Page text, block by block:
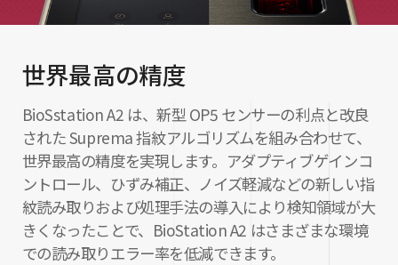
世界最高の精度
BioSstation A2 は、新型 OP5 センサーの利点と改良
された Suprema 指紋アルゴリズムを組み合わせて、
世界最高の精度を実現します。アダプティブゲインコ
ントロール、ひずみ補正、ノイズ軽減などの新しい指
紋読み取りおよび処理手法の導入により検知領域が大
きくなったことで、BioStation A2 はさまざまな環境
での読み取りエラー率を低減できます。